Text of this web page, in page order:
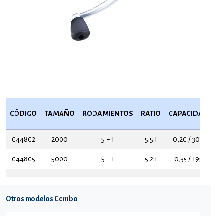
CÓDIGO TAMAÑO RODAMIENTOS RATIO CAPACIDAD
044802 2000 5 + 1 5.5:1 0,20 / 300
044805 5000 5 + 1 5.2:1 0,35 / 195
Otros modelos Combo